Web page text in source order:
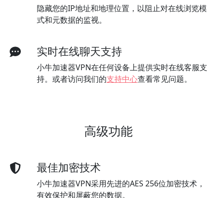
隐藏您的IP地址和地理位置，以阻止对在线浏览模
式和元数据的监视。
实时在线聊天支持
小牛加速器VPN在任何设备上提供实时在线客服支
持。或者访问我们的支持中心查看常见问题。
高级功能
最佳加密技术
小牛加速器VPN采用先进的AES 256位加密技术，
有效保护和屏蔽您的数据。